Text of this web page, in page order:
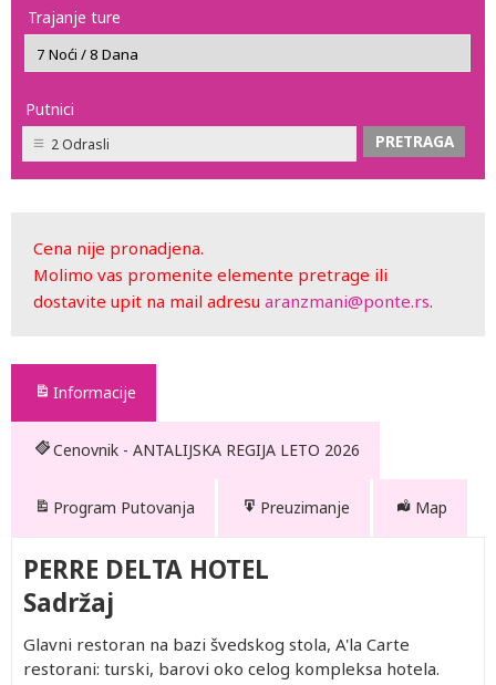
Trajanje ture
Putnici
2 Odrasli
Cena nije pronadjena.
Molimo vas promenite elemente pretrage ili
dostavite upit na mail adresu aranzmani@ponte.rs.
Informacije
Cenovnik - ANTALIJSKA REGIJA LETO 2026
Program Putovanja Preuzimanje Map
PERRE DELTA HOTEL
Sadržaj
Glavni restoran na bazi švedskog stola, A'la Carte
restorani: turski, barovi oko celog kompleksa hotela.